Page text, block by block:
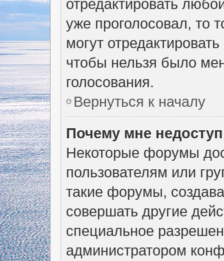
отредактировать
уже проголосовал, то
могут
чтобы нельзя было
голосования.
Вернуться к началу
Почему мне
Некоторые форумы
пользователям или
такие форумы,
совершать другие
специальное
администратором